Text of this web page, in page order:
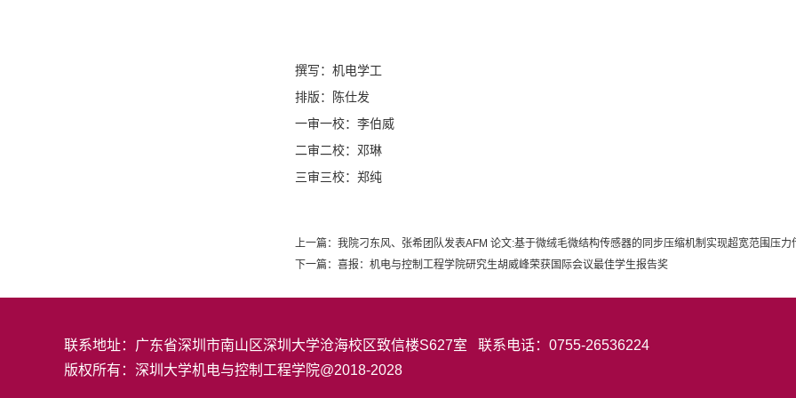
撰写：机电学工
排版：陈仕发
一审一校：李伯威
二审二校：邓琳
三审三校：郑纯
上一篇： 我院刁东风、张希团队发表AFM 论文:基于微绒毛微结构传感器的同步压缩机制实现超宽范围压力
下一篇： 喜报：机电与控制工程学院研究生胡威峰荣获国际会议最佳学生报告奖
联系地址：广东省深圳市南山区深圳大学沧海校区致信楼S627室 联系电话：0755-26536224
版权所有：深圳大学机电与控制工程学院@2018-2028